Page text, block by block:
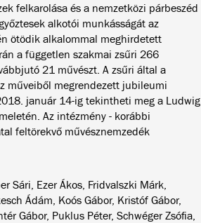
felkarolása és a nemzetközi párbeszéd
alkotói munkásságát az
ötödik alkalommal meghirdetett
a független szakmai zsűri 266
21 művészt. A zsűri által a
műveiből megrendezett jubileumi
január 14-ig tekintheti meg a Ludwig
Az intézmény - korábbi
feltörekvő művésznemzedék
Sári, Ezer Ákos, Fridvalszki Márk,
Ádám, Koós Gábor, Kristóf Gábor,
Gábor, Puklus Péter, Schwéger Zsófia,